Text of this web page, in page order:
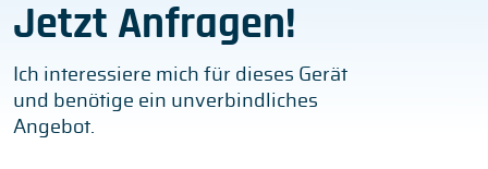
Jetzt Anfragen!
Ich interessiere mich für dieses Gerät
und benötige ein unverbindliches
Angebot.